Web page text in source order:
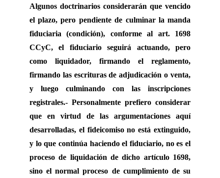
Algunos doctrinarios considerarán que vencido
el plazo, pero pendiente de culminar la manda
fiduciaria (condición), conforme al art. 1698
CCyC, el fiduciario seguirá actuando, pero
como liquidador, firmando el reglamento,
firmando las escrituras de adjudicación o venta,
y luego culminando con las inscripciones
registrales.- Personalmente prefiero considerar
que en virtud de las argumentaciones aquí
desarrolladas, el fideicomiso no está extinguido,
y lo que continúa haciendo el fiduciario, no es el
proceso de liquidación de dicho artículo 1698,
sino el normal proceso de cumplimiento de su